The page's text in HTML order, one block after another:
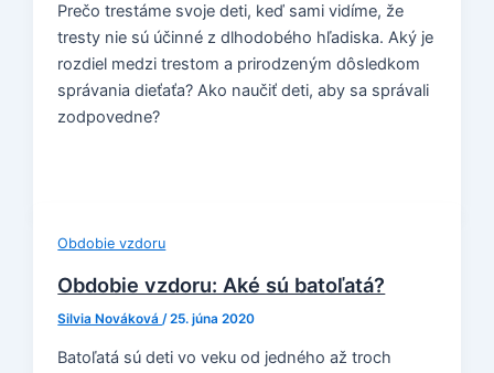
Prečo trestáme svoje deti, keď sami vidíme, že
tresty nie sú účinné z dlhodobého hľadiska. Aký je
rozdiel medzi trestom a prirodzeným dôsledkom
správania dieťaťa? Ako naučiť deti, aby sa správali
zodpovedne?
Obdobie vzdoru
Obdobie vzdoru: Aké sú batoľatá?
Silvia Nováková/25. júna 2020
Batoľatá sú deti vo veku od jedného až troch